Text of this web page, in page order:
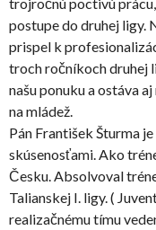
postupe do druhej ligy.
prispel k
troch ročníkoch druhej
našu ponuku a ostáva
na mládež.
Pán František Šturma
skúsenosťami. Ako
Česku. Absolvoval
Talianskej I. ligy. (
realizačnému tímu